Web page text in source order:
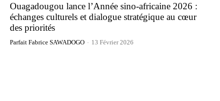
Ouagadougou lance l’Année sino-africaine 2026 :
échanges culturels et dialogue stratégique au cœur
des priorités
Parfait Fabrice SAWADOGO - 13 Février 2026